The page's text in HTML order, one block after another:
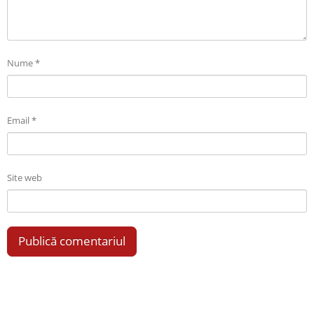
Nume*
Email*
Site web